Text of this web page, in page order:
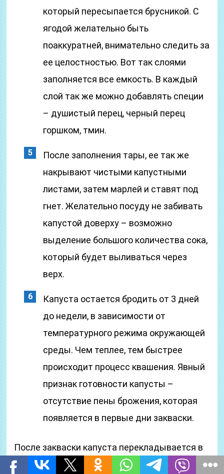
который пересыпается брусникой. С
ягодой желательно быть
поаккуратней, внимательно следить за
ее целостностью. Вот так слоями
заполняется все емкость. В каждый
слой так же можно добавлять специи
– душистый перец, черный перец
горшком, тмин.
После заполнения тары, ее так же
накрывают чистыми капустными
листами, затем марлей и ставят под
гнет. Желательно посуду не забивать
капустой доверху – возможно
выделение большого количества сока,
который будет выливаться через
верх.
Капуста остается бродить от 3 дней
до недели, в зависимости от
температурного режима окружающей
среды. Чем теплее, тем быстрее
происходит процесс квашения. Явный
признак готовности капусты –
отсутствие пены брожения, которая
появляется в первые дни закваски.
После закваски капуста перекладывается в
другую посуду и отправляется в прохладное